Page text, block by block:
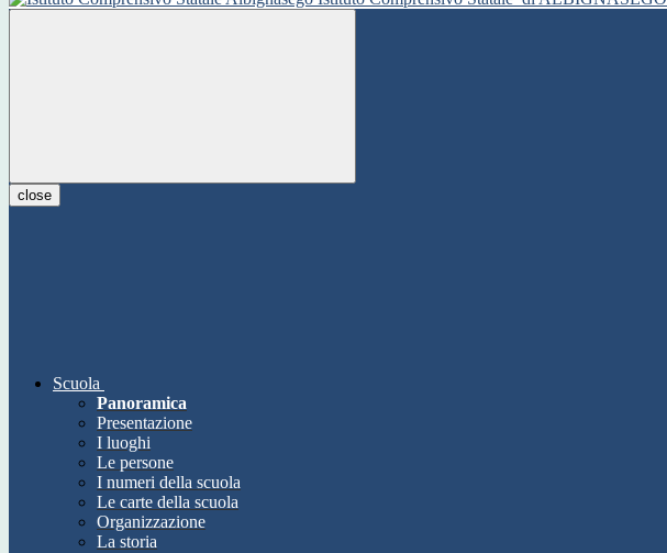
close
Scuola
Panoramica
Presentazione
I luoghi
Le persone
I numeri della scuola
Le carte della scuola
Organizzazione
La storia